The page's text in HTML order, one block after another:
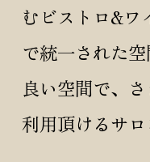
むビストロ&ワ
で統一された
良い空間で、
利用頂けるサロ